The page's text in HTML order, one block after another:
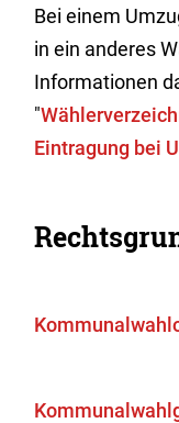
Bei einem
in ein anderes
Informationen
"
Eintragung bei